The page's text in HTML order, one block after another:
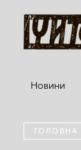
Новини
ГОЛОВНА